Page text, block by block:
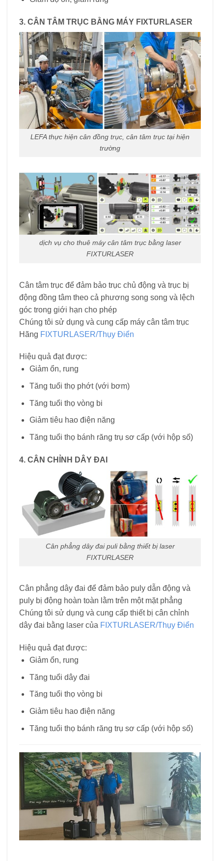
3. CÂN TÂM TRỤC BẰNG MÁY FIXTURLASER
LEFA thực hiện cân đồng trục, cân tâm trục tại hiện
trường
dịch vụ cho thuê máy cân tâm trục bằng laser
FIXTURLASER
Cân tâm trục để đảm bảo trục chủ động và trục bị
động đồng tâm theo cả phương song song và lệch
góc trong giới hạn cho phép
Chúng tôi sử dụng và cung cấp máy cân tâm trục
Hãng FIXTURLASER/Thụy Điển
Hiệu quả đạt được:
Giảm ổn, rung
Tăng tuổi thọ phớt (với bơm)
Tăng tuổi thọ vòng bi
Giảm tiêu hao điện năng
Tăng tuổi thọ bánh răng trụ sơ cấp (với hộp số)
4. CÂN CHỈNH DÂY ĐAI
Cân phẳng dây đai puli bằng thiết bị laser
FIXTURLASER
Cân phẳng dây đai để đảm bảo puly dẫn động và
puly bị động hoàn toàn lằm trên một mặt phẳng
Chúng tôi sử dụng và cung cấp thiết bị cân chỉnh
dây đai bằng laser của FIXTURLASER/Thụy Điển
Hiệu quả đạt được:
Giảm ổn, rung
Tăng tuổi dây đai
Tăng tuổi thọ vòng bi
Giảm tiêu hao điện năng
Tăng tuổi thọ bánh răng trụ sơ cấp (với hộp số)